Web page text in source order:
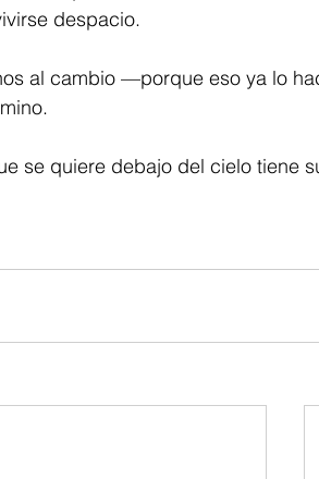
despacio.
al cambio —porque eso ya lo
se quiere debajo del cielo tiene